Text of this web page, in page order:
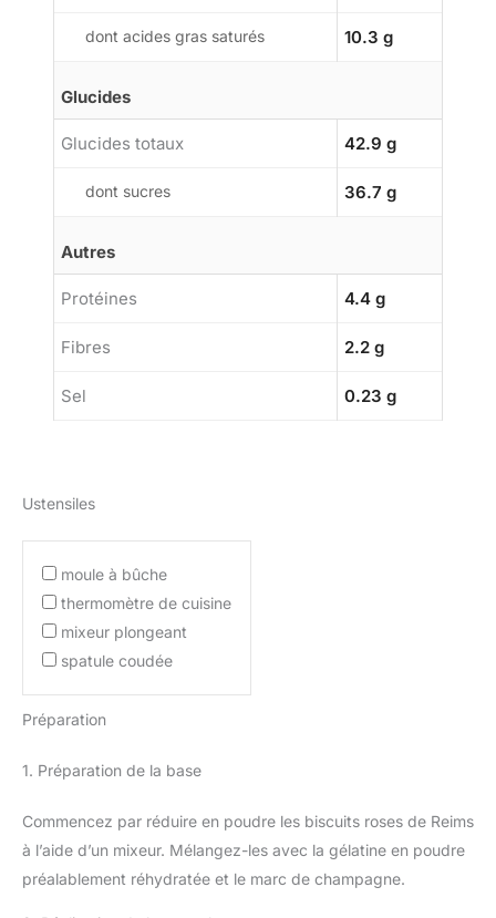
dont acides gras saturés 10.3 g
Glucides
Glucides totaux 42.9 g
dont sucres 36.7 g
Autres
Protéines 4.4 g
Fibres 2.2 g
Sel 0.23 g
Ustensiles
moule à bûche
thermomètre de cuisine
mixeur plongeant
spatule coudée
Préparation
1. Préparation de la base
Commencez par réduire en poudre les biscuits roses de Reims
à l’aide d’un mixeur. Mélangez-les avec la gélatine en poudre
préalablement réhydratée et le marc de champagne.